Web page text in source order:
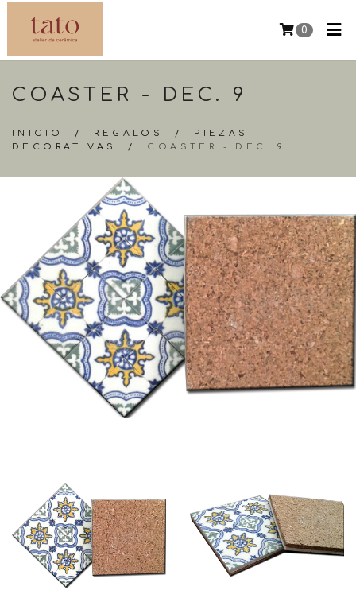
0
COASTER - DEC. 9
INICIO / REGALOS / PIEZAS
DECORATIVAS
/ COASTER - DEC. 9